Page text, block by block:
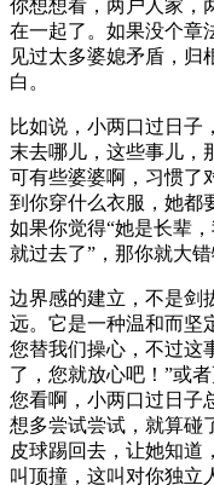
你想想看，两户人家，
在一起了。如果没个章
见过太多婆媳矛盾，归
白。
比如说，小两口过日子
末去哪儿，这些事儿，
可有些婆婆啊，习惯了
到你穿什么衣服，她都
如果你觉得“她是长辈
就过去了”，那你就大错
边界感的建立，不是剑
远。它是一种温和而坚
您替我们操心，不过这
了，您就放心吧！”或
您看啊，小两口过日子
想多尝试尝试，就算碰
皮球踢回去，让她知道
叫顶撞，这叫对你独立